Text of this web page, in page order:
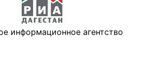
информационное агентство